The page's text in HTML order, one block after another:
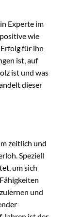
Experte im
wie
für ihn
ist, auf
ist und was
dieser
zeitlich und
Speziell
um sich
und